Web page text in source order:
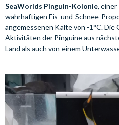
SeaWorlds Pinguin-Kolonie,
wahrhaftigen Eis-und-Schnee-
angemessenen Kälte von -1°C. Die
Aktivitäten der Pinguine aus
Land als auch von einem